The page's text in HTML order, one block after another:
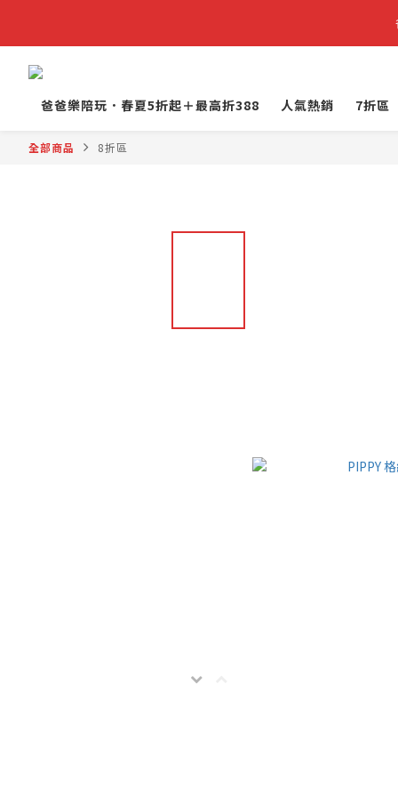
爸爸樂陪玩．春夏5折起＋最高折388 人氣熱銷 7折區
全部商品 8折區